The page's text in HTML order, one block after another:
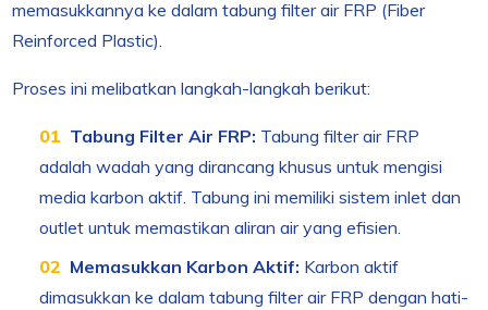
memasukkannya ke dalam tabung filter air FRP (Fiber
Reinforced Plastic).
Proses ini melibatkan langkah-langkah berikut:
Tabung Filter Air FRP: Tabung filter air FRP
adalah wadah yang dirancang khusus untuk mengisi
media karbon aktif. Tabung ini memiliki sistem inlet dan
outlet untuk memastikan aliran air yang efisien.
Memasukkan Karbon Aktif: Karbon aktif
dimasukkan ke dalam tabung filter air FRP dengan hati-